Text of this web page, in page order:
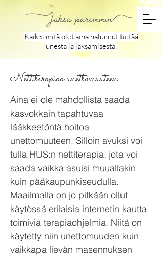
Kaikki mitä olet aina halunnut tietää
unesta ja jaksamisesta.
Nettiterapiaa unettomuuteen
Aina ei ole mahdollista saada
kasvokkain tapahtuvaa
lääkkeetöntä hoitoa
unettomuuteen. Silloin avuksi voi
tulla HUS:n nettiterapia, jota voi
saada vaikka asuisi muuallakin
kuin pääkaupunkiseudulla.
Maailmalla on jo pitkään ollut
käytössä erilaisia internetin kautta
toimivia terapiaohjelmia. Niitä on
käytetty niin unettomuuden kuin
vaikkapa lievän masennuksen